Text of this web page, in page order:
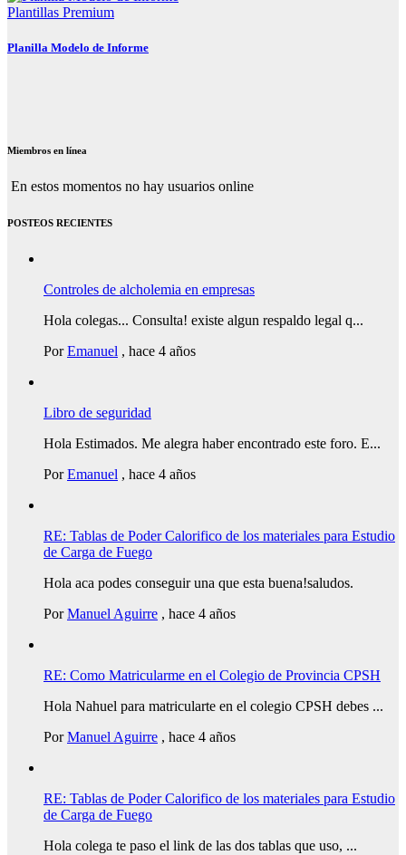
Plantillas Premium
Planilla Modelo de Informe
Miembros en línea
En estos momentos no hay usuarios online
POSTEOS RECIENTES
Controles de alcholemia en empresas
Hola colegas... Consulta! existe algun respaldo legal q...
PorEmanuel , hace 4 años
Libro de seguridad
Hola Estimados. Me alegra haber encontrado este foro. E...
PorEmanuel , hace 4 años
RE: Tablas de Poder Calorifico de los materiales para Estudio
de Carga de Fuego
Hola aca podes conseguir una que esta buena!saludos.
PorManuel Aguirre , hace 4 años
RE: Como Matricularme en el Colegio de Provincia CPSH
Hola Nahuel para matricularte en el colegio CPSH debes ...
PorManuel Aguirre , hace 4 años
RE: Tablas de Poder Calorifico de los materiales para Estudio
de Carga de Fuego
Hola colega te paso el link de las dos tablas que uso, ...